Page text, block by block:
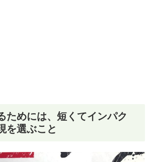
ためには、短くてインパク
を選ぶこと